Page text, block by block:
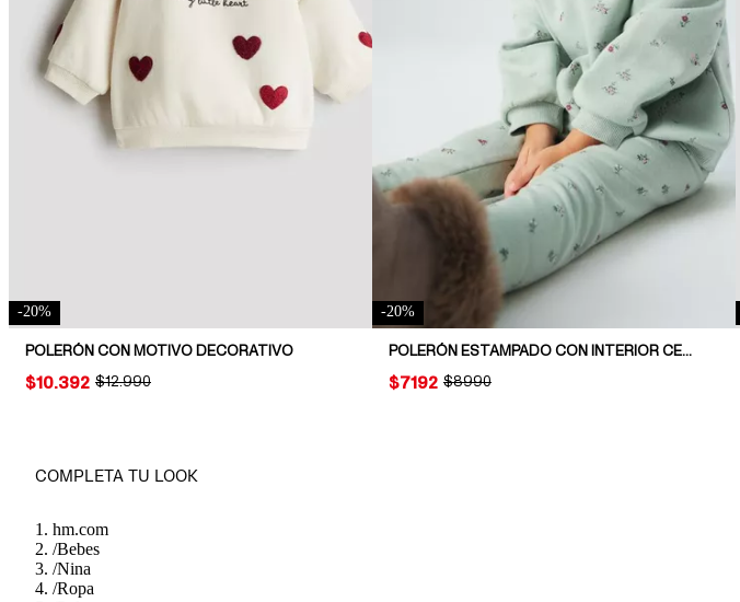
-20%
POLERÓN CON MOTIVO DECORATIVO
ORIGINAL PRICE:
$12.990
PRICE:
$10.392
-20%
POLERÓN ESTAMPADO CON INTERIOR CEPILLADO
ORIGINAL PRICE:
$8990
PRICE:
$7192
COMPLETA TU LOOK
hm.com
/Bebes
/Nina
/Ropa